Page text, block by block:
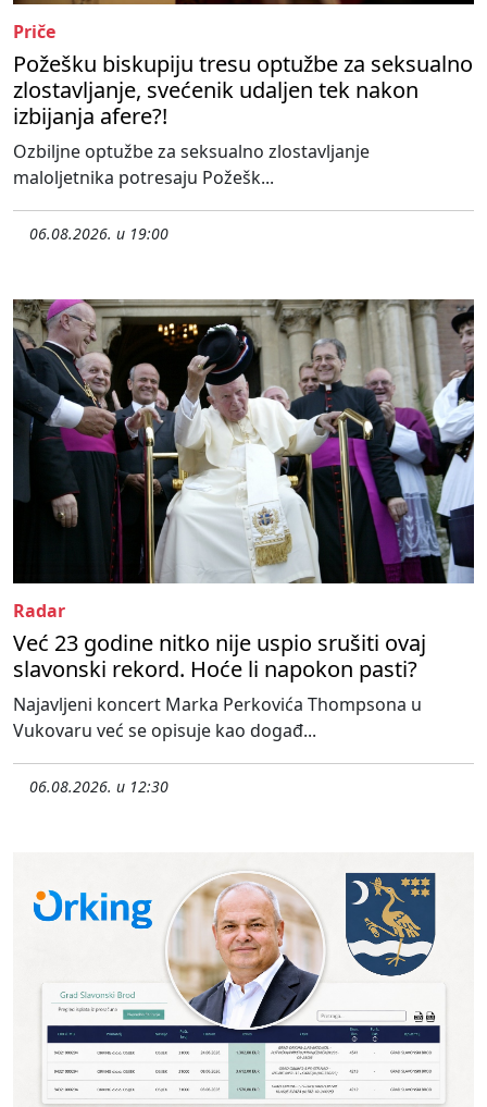
Priče
Požešku biskupiju tresu optužbe za seksualno
zlostavljanje, svećenik udaljen tek nakon
izbijanja afere?!
Ozbiljne optužbe za seksualno zlostavljanje
maloljetnika potresaju Požešk...
06.08.2026. u 19:00
Radar
Već 23 godine nitko nije uspio srušiti ovaj
slavonski rekord. Hoće li napokon pasti?
Najavljeni koncert Marka Perkovića Thompsona u
Vukovaru već se opisuje kao događ...
06.08.2026. u 12:30